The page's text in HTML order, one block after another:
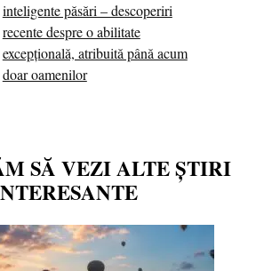
inteligente păsări – descoperiri
recente despre o abilitate
excepţională, atribuită până acum
doar oamenilor
SĂ VEZI ALTE ȘTIRI